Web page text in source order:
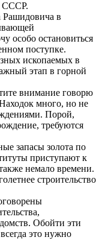
СССР.
Рашидовича в
особо остановиться
поступке.
ископаемых в
этап в горной
внимание говорю
много, но не
Порой,
требуются
запасы золота по
приступают к
немало времени.
строительство
Обойти эти
это нужно